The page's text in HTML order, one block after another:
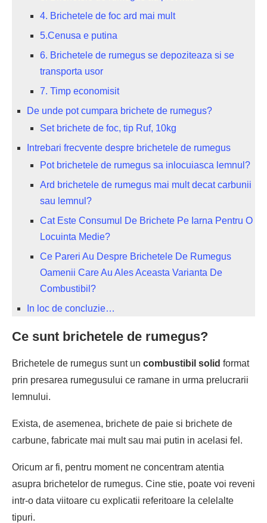
4. Brichetele de foc ard mai mult
5.Cenusa e putina
6. Brichetele de rumegus se depoziteaza si se
transporta usor
7. Timp economisit
De unde pot cumpara brichete de rumegus?
Set brichete de foc, tip Ruf, 10kg
Intrebari frecvente despre brichetele de rumegus
Pot brichetele de rumegus sa inlocuiasca lemnul?
Ard brichetele de rumegus mai mult decat carbunii
sau lemnul?
Cat Este Consumul De Brichete Pe Iarna Pentru O
Locuinta Medie?
Ce Pareri Au Despre Brichetele De Rumegus
Oamenii Care Au Ales Aceasta Varianta De
Combustibil?
In loc de concluzie…
Ce sunt brichetele de rumegus?
Brichetele de rumegus sunt un combustibil solid format
prin presarea rumegusului ce ramane in urma prelucrarii
lemnului.
Exista, de asemenea, brichete de paie si brichete de
carbune, fabricate mai mult sau mai putin in acelasi fel.
Oricum ar fi, pentru moment ne concentram atentia
asupra brichetelor de rumegus. Cine stie, poate voi reveni
intr-o data viitoare cu explicatii referitoare la celelalte
tipuri.